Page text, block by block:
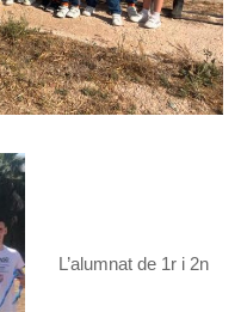
L’alumnat de 1r i 2n